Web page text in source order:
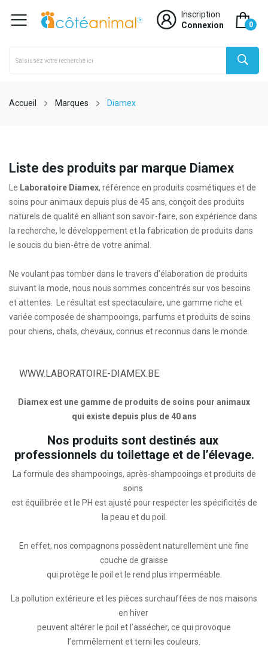
Inscription
Connexion
0
Accueil Marques Diamex
Liste des produits par marque Diamex
Le Laboratoire Diamex, référence en produits cosmétiques et de
soins pour animaux depuis plus de 45 ans, conçoit des produits
naturels de qualité en alliant son savoir-faire, son expérience dans
la recherche, le développement et la fabrication de produits dans
le soucis du bien-être de votre animal.
Ne voulant pas tomber dans le travers d’élaboration de produits
suivant la mode, nous nous sommes concentrés sur vos besoins
et attentes. Le résultat est spectaculaire, une gamme riche et
variée composée de shampooings, parfums et produits de soins
pour chiens, chats, chevaux, connus et reconnus dans le monde.
WWW.LABORATOIRE-DIAMEX.BE
Diamex est une gamme de produits de soins pour animaux
qui existe depuis plus de 40 ans
Nos produits sont destinés aux
professionnels du toilettage et de l’élevage.
La formule des shampooings, après-shampooings et produits de
soins
est équilibrée et le PH est ajusté pour respecter les spécificités de
la peau et du poil.
En effet, nos compagnons possèdent naturellement une fine
couche de graisse
qui protège le poil et le rend plus imperméable.
La pollution extérieure et les pièces surchauffées de nos maisons
en hiver
peuvent altérer le poil et l’assécher, ce qui provoque
l’emmêlement et terni les couleurs.